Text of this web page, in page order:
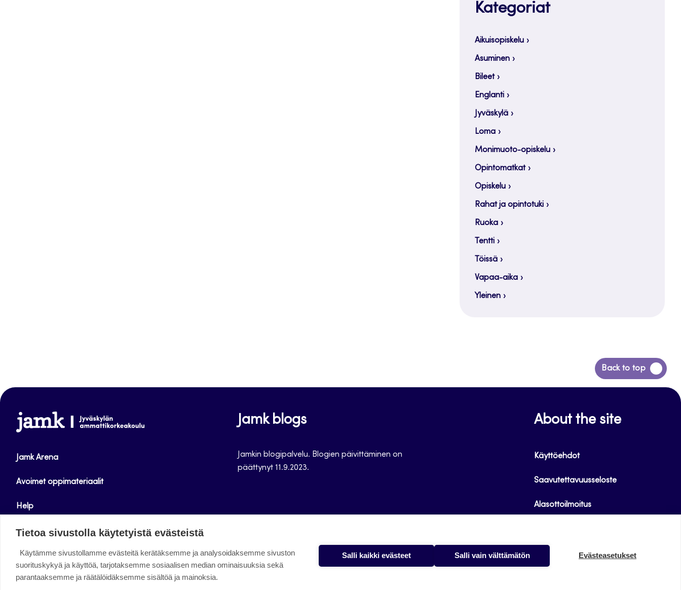
Kategoriat
Aikuisopiskelu
Asuminen
Bileet
Englanti
Jyväskylä
Loma
Monimuoto-opiskelu
Opintomatkat
Opiskelu
Rahat ja opintotuki
Ruoka
Tentti
Töissä
Vapaa-aika
Yleinen
Back to top
Siirry
takaisin
www.jamk.fi
Jamk Arena
Avoimet oppimateriaalit
Help
Verkkolehdet
FacebookInstagram
LinkedinTwitterYouTube
Jamk blogs
Jamkin blogipalvelu. Blogien päivittäminen on
päättynyt 11.9.2023.
About the site
Käyttöehdot
Saavutettavuusseloste
Alasottoilmoitus
Tietoa sivustolla käytetyistä evästeistä
Käytämme sivustollamme evästeitä kerätäksemme ja analysoidaksemme sivuston
suorituskykyä ja käyttöä, tarjotaksemme sosiaalisen median ominaisuuksia sekä
parantaaksemme ja räätälöidäksemme sisältöä ja mainoksia.
Salli kaikki evästeet Salli vain välttämätön Evästeasetukset